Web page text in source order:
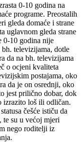
0-10 godina na
programe. Preostalih
gleda domaće i strane
uglavnom gleda strane
0-10 godina nije
televizijama, dotle
da na bh. televizijama
o ocjeni kvaliteta
postajama, oko
da je on osrednji, oko
jest prilično dobar, dok
loš ili odličan.
češće ističu da
su u većoj mjeri
nego roditelji iz